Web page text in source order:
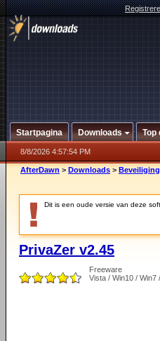
Startpagina Downloads Top
8/8/2026 4:57:54 PM
AfterDawn > Downloads > Beveiliging
Dit is een oude versie van deze
PrivaZer v2.45
Freeware
Vista / Win10 / Win7